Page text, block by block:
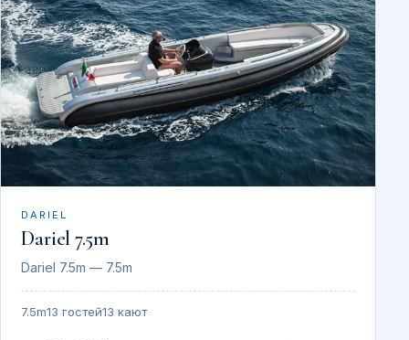
DARIEL
Dariel 7.5m
Dariel 7.5m — 7.5m
7.5m13 гостей13 кают